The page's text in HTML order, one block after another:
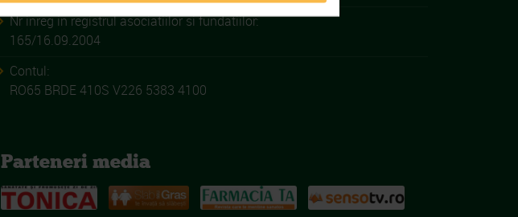
Nr inreg in registrul asociatiilor si fundatiilor:
165/16.09.2004
Contul:
RO65 BRDE 410S V226 5383 4100
Parteneri media